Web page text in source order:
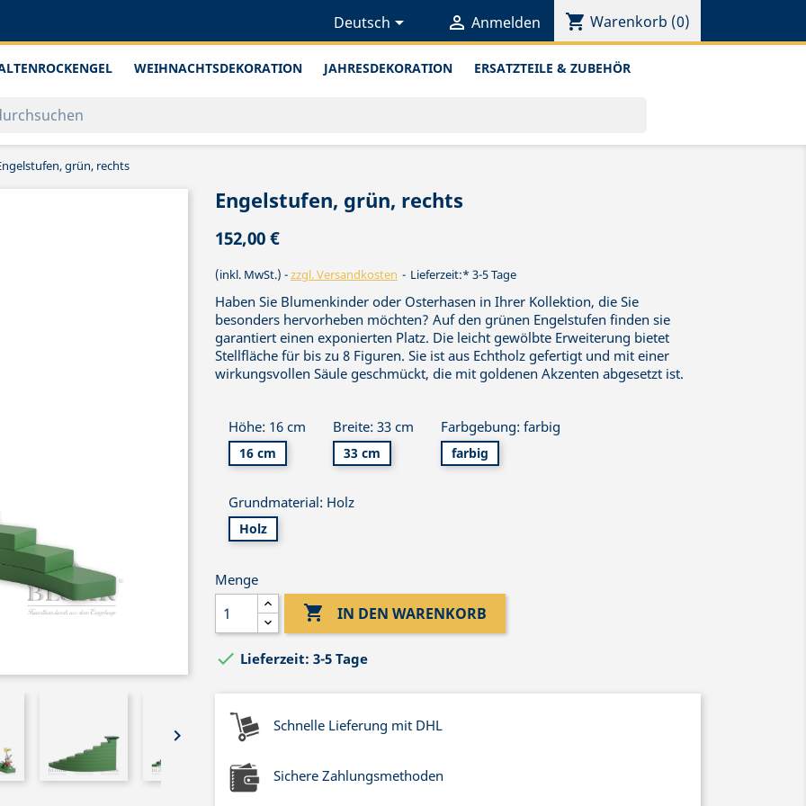
Deutsch  Anmelden shopping_cart Warenkorb (0)
WEIHNACHTSDEKORATION JAHRESDEKORATION ERSATZTEILE & ZUBEHÖR
grün, rechts

Engelstufen, grün, rechts
152,00 €
(inkl. MwSt.) zzgl. Versandkosten Lieferzeit:* 3-5 Tage
Haben Sie Blumenkinder oder Osterhasen in Ihrer Kollektion, die Sie
besonders hervorheben möchten? Auf den grünen Engelstufen finden sie
garantiert einen exponierten Platz. Die leicht gewölbte Erweiterung bietet
Stellfläche für bis zu 8 Figuren. Sie ist aus Echtholz gefertigt und mit einer
wirkungsvollen Säule geschmückt, die mit goldenen Akzenten abgesetzt ist.
Höhe: 16 cm
16 cm
Breite: 33 cm
33 cm
Farbgebung: farbig
farbig
Grundmaterial: Holz
Holz
Menge
 IN DEN WARENKORB
 Lieferzeit: 3-5 Tage
Schnelle Lieferung mit DHL
Sichere Zahlungsmethoden